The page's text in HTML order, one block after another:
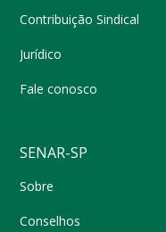
Contribuição Sindical
Jurídico
Fale conosco
SENAR-SP
Sobre
Conselhos